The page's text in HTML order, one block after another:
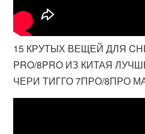
15 КРУТЫХ ВЕЩЕЙ ДЛЯ
PRO/8PRO ИЗ КИТАЯ
ЧЕРИ ТИГГО 7ПРО/8ПРО